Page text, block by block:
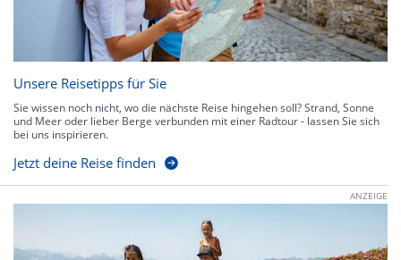
Unsere Reisetipps für Sie
Sie wissen noch nicht, wo die nächste Reise hingehen soll? Strand, Sonne
und Meer oder lieber Berge verbunden mit einer Radtour - lassen Sie sich
bei uns inspirieren.
Jetzt deine Reise finden
ANZEIGE